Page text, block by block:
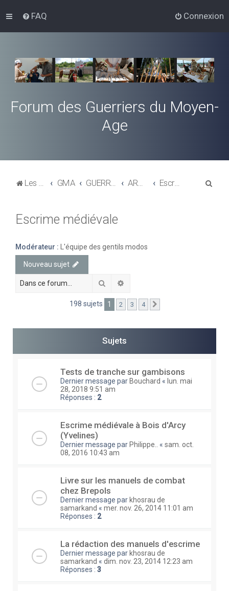
FAQ Connexion
Forum des Guerriers du Moyen-
Age
Les Guerriers du Moyen-Age GMA GUERRE & ARMEMENT ARMES,COMBAT, BATAILLES, TACTIQUES Escrime médiévale
Escrime médiévale
Modérateur : L'équipe des gentils modos
Nouveau sujet
Rechercher
198 sujets 1 2 3 4
Sujets
Tests de tranche sur gambisons
Dernier message par Bouchard « lun. mai
28, 2018 9:51 am
Réponses : 2
Escrime médiévale à Bois d'Arcy
(Yvelines)
Dernier message par Philippe.. « sam. oct.
08, 2016 10:43 am
Livre sur les manuels de combat
chez Brepols
Dernier message par khosrau de
samarkand « mer. nov. 26, 2014 11:01 am
Réponses : 2
La rédaction des manuels d'escrime
Dernier message par khosrau de
samarkand « dim. nov. 23, 2014 12:23 am
Réponses : 3